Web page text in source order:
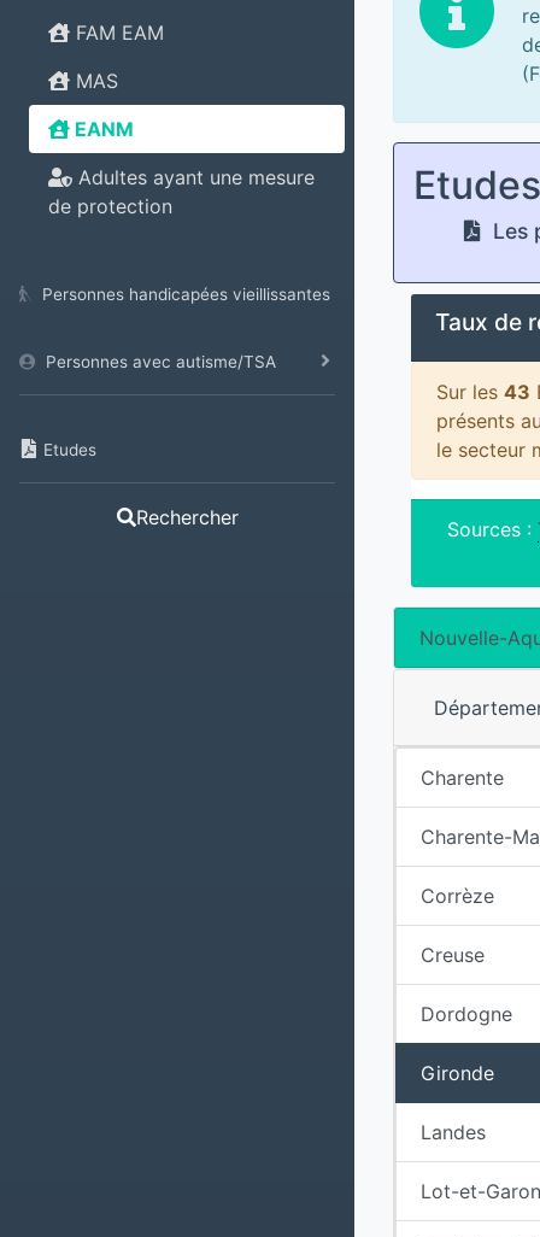
FAM EAM
MAS
EANM
Adultes ayant une mesure
de protection
Personnes handicapées vieillissantes
Personnes avec autisme/TSA
Etudes
Rechercher
Etudes
Les
Taux de
Sur les 43
présents
le secteur
Sources :
Nouvelle-
Charente
Charente-
Corrèze
Creuse
Dordogne
Gironde
Landes
Lot-et-